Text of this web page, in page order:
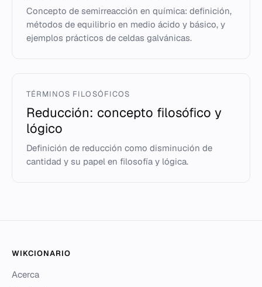
Concepto de semirreacción en química: definición,
métodos de equilibrio en medio ácido y básico, y
ejemplos prácticos de celdas galvánicas.
TÉRMINOS FILOSÓFICOS
Reducción: concepto filosófico y
lógico
Definición de reducción como disminución de
cantidad y su papel en filosofía y lógica.
WIKCIONARIO
Acerca